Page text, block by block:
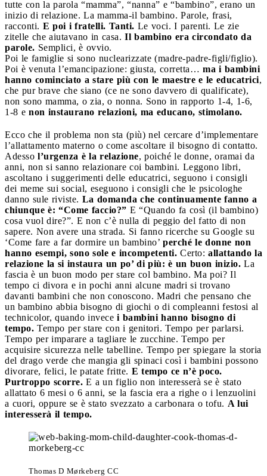
tutte con la parola “mamma”, “nanna” e “bambino”, erano un
inizio di relazione. La mamma-il bambino. Parole, frasi,
racconti. E poi i fratelli. Tanti. Le voci. I parenti. Le zie
zitelle che aiutavano in casa. Il bambino era circondato da
parole. Semplici, è ovvio.
Poi le famiglie si sono nuclearizzate (madre-padre-figli/figlio).
Poi è venuta l’emancipazione: giusta, corretta… ma i bambini
hanno cominciato a stare più con le maestre e le educatrici,
che pur brave che siano (ce ne sono davvero di qualificate),
non sono mamma, o zia, o nonna. Sono in rapporto 1-4, 1-6,
1-8 e non instaurano relazioni, ma educano, stimolano.
Ecco che il problema non sta (più) nel cercare d’implementare
l’allattamento materno o come ascoltare il bisogno di contatto.
Adesso l’urgenza è la relazione, poiché le donne, oramai da
anni, non si sanno relazionare coi bambini. Leggono libri,
ascoltano i suggerimenti delle educatrici, seguono i consigli
dei meme sui social, eseguono i consigli che le psicologhe
danno sule riviste. La domanda che continuamente fanno a
chiunque è: “Come faccio?” E “Quando fa così (il bambino)
cosa vuol dire?”. E non c’è nulla di peggio del fatto di non
sapere. Non avere una strada. Si fanno ricerche su Google su
‘Come fare a far dormire un bambino’ perché le donne non
hanno esempi, sono sole e incompetenti. Certo: allattando la
relazione la si instaura un po’ di più: è un buon inizio. La
fascia è un buon modo per stare col bambino. Ma poi? Il
tempo ci divora e in pochi anni alcune madri si trovano
davanti bambini che non conoscono. Madri che pensano che
un bambino abbia bisogno di giochi o di compleanni festosi al
technicolor, quando invece i bambini hanno bisogno di
tempo. Tempo per stare con i genitori. Tempo per parlarsi.
Tempo per imparare a tagliare le zucchine. Tempo per
acquisire sicurezza nelle tabelline. Tempo per spiegare la storia
del drago verde che mangia gli spinaci così i bambini possono
divorare, felici, le patate fritte. E tempo ce n’è poco.
Purtroppo scorre. E a un figlio non interesserà se è stato
allattato 6 mesi o 6 anni, se la fascia era a righe o i lenzuolini
a cuori, oppure se è stato svezzato a carbonara o tofu. A lui
interesserà il tempo.
Thomas D Mørkeberg CC